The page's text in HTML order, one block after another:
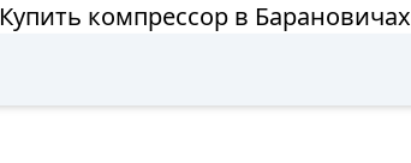
Купить компрессор в Барановичах